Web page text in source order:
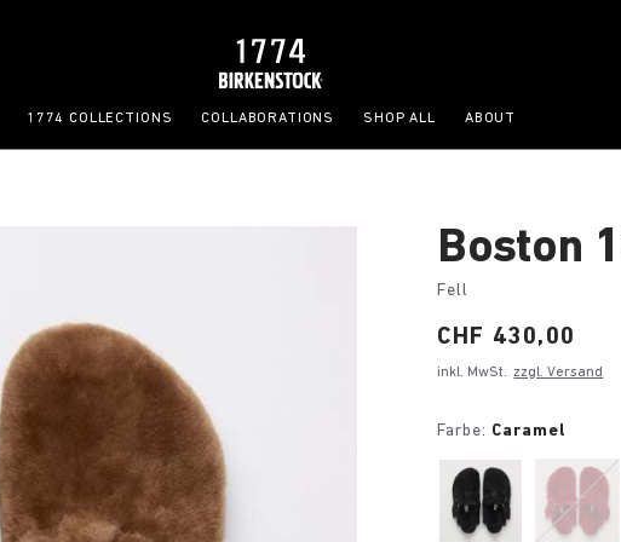
1774 COLLECTIONS COLLABORATIONS SHOP ALL ABOUT
Boston
Fell
Price:
CHF 430,00
inkl. MwSt. zzgl. Versand
Farbe: Caramel